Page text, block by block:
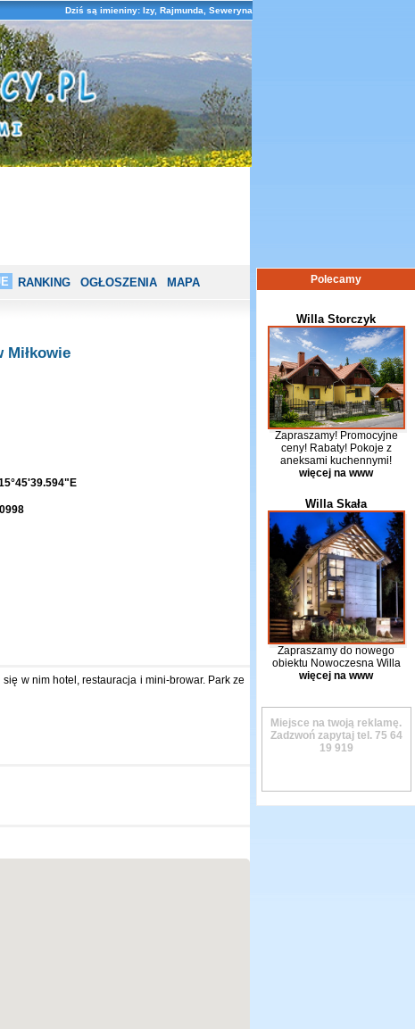
Dziś są imieniny: Izy, Rajmunda, Seweryna
RANKING OGŁOSZENIA MAPA
Miłkowie
w nim hotel, restauracja i mini-browar. Park ze
Polecamy
Willa Storczyk
Zapraszamy! Promocyjne
ceny! Rabaty! Pokoje z
aneksami kuchennymi!
więcej na www
Willa Skała
Zapraszamy do nowego
obiektu Nowoczesna Willa
więcej na www
Miejsce na twoją reklamę.
Zadzwoń zapytaj tel. 75 64
19 919